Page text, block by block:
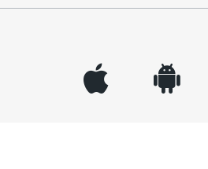
appleinc android